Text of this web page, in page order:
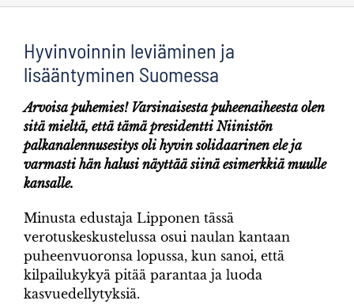
Hyvinvoinnin leviäminen ja
lisääntyminen Suomessa
Arvoisa puhemies! Varsinaisesta puheenaiheesta olen
sitä mieltä, että tämä presidentti Niinistön
palkanalennusesitys oli hyvin solidaarinen ele ja
varmasti hän halusi näyttää siinä esimerkkiä muulle
kansalle.
Minusta edustaja Lipponen tässä
verotuskeskustelussa osui naulan kantaan
puheenvuoronsa lopussa, kun sanoi, että
kilpailukykyä pitää parantaa ja luoda
kasvuedellytyksiä.